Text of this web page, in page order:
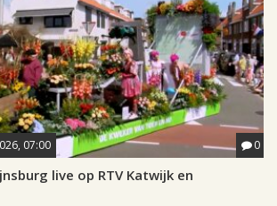
07:00 0
live op RTV Katwijk en